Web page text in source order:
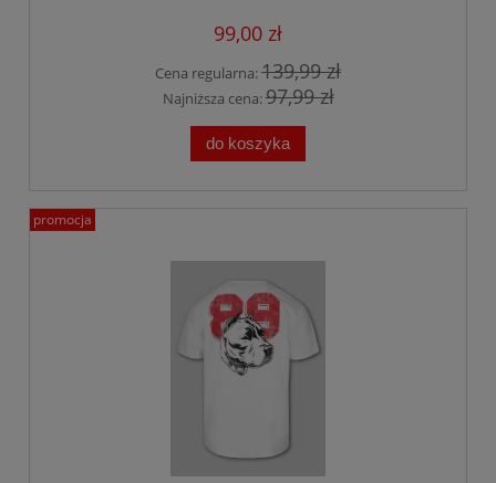
99,00 zł
Cena regularna:139,99 zł
Najniższa cena:97,99 zł
do koszyka
promocja